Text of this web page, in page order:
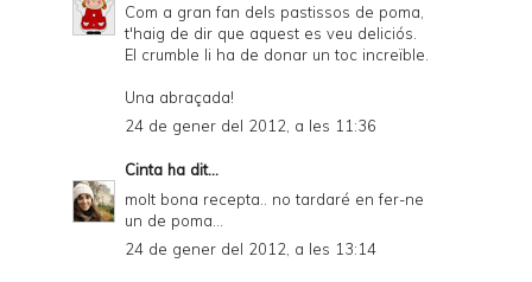
Com a gran fan dels pastissos de poma,
t'haig de dir que aquest es veu deliciós.
El crumble li ha de donar un toc increïble.
Una abraçada!
24 de gener del 2012, a les 11:36
Cinta ha dit...
molt bona recepta.. no tardaré en fer-ne
un de poma...
24 de gener del 2012, a les 13:14